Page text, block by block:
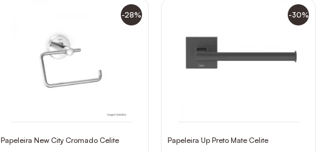
-28%
Papeleira New City Cromado Celite
-30%
Papeleira Up Preto Mate Celite